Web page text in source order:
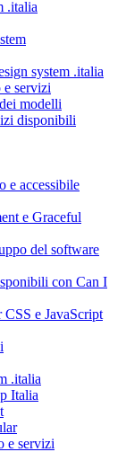
.italia
system .italia
e servizi
modelli
disponibili
e accessibile
e Graceful
del software
con Can I
CSS e JavaScript
.italia
Italia
e servizi